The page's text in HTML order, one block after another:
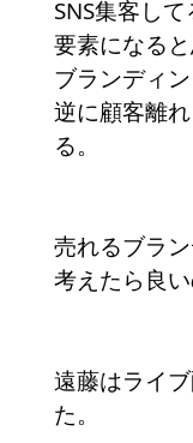
SNS集客し
要素になると
ブランディ
逆に顧客離
る。
売れるブラ
考えたら良
遠藤はライ
た。